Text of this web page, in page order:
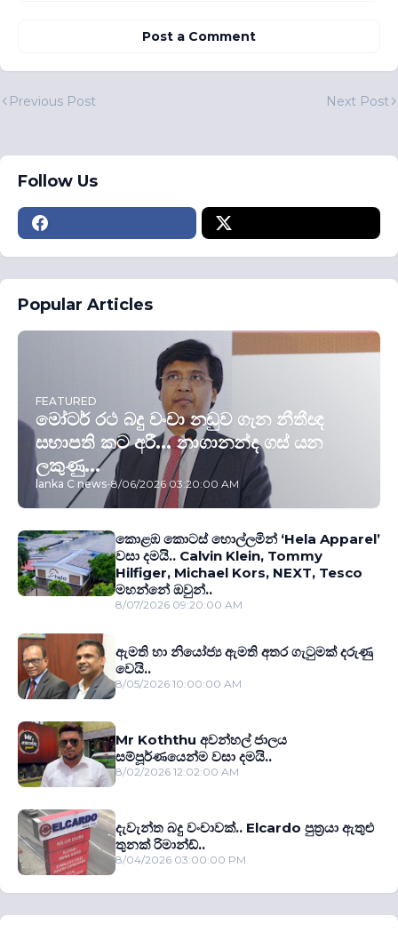
Post a Comment
Previous Post Next Post
Follow Us
Popular Articles
FEATURED
මෝටර් රථ බදු වංචා නඩුව ගැන නීතීඥ
සභාපති කට අරී... නාගානන්ද ගස් යන
ලකුණු...
lanka C news-8/06/2026 03:20:00 AM
කොළඹ කොටස් හොල්ලමින් ‘Hela Apparel’
වසා දමයි.. Calvin Klein, Tommy
Hilfiger, Michael Kors, NEXT, Tesco
මහන්නේ ඔවුන්..
8/07/2026 09:20:00 AM
ඇමති හා නියෝජ්‍ය ඇමති අතර ගැටුමක් දරුණු
වෙයි..
8/05/2026 10:00:00 AM
Mr Koththu අවන්හල් ජාලය
සම්පූර්ණයෙන්ම වසා දමයි..
8/02/2026 12:02:00 AM
දැවැන්ත බදු වංචාවක්.. Elcardo පුත‍්‍රයා ඇතුළු
තුනක් රිමාන්ඩ්..
8/04/2026 03:00:00 PM